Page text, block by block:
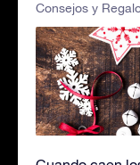
Consejos y